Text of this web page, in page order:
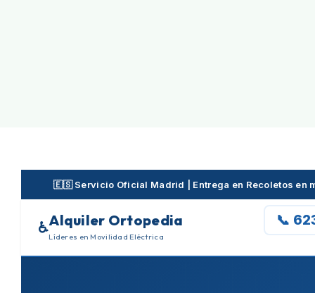
🇪🇸 Servicio Oficial Madrid | Entrega en Recoletos en
♿Alquiler Ortopedia
Líderes en Movilidad Eléctrica
📞